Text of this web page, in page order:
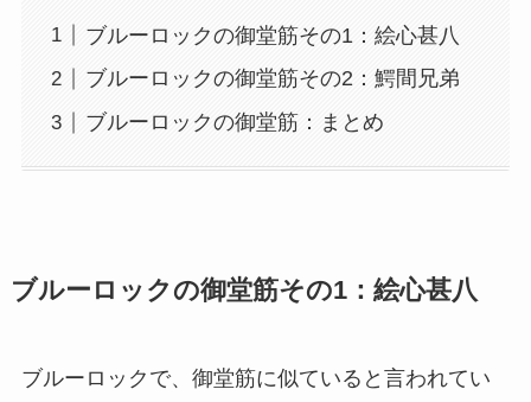
ブルーロックの御堂筋その1：絵心甚八
ブルーロックの御堂筋その2：鰐間兄弟
ブルーロックの御堂筋：まとめ
ブルーロックの御堂筋その1：絵心甚八
ブルーロックで、御堂筋に似ていると言われてい